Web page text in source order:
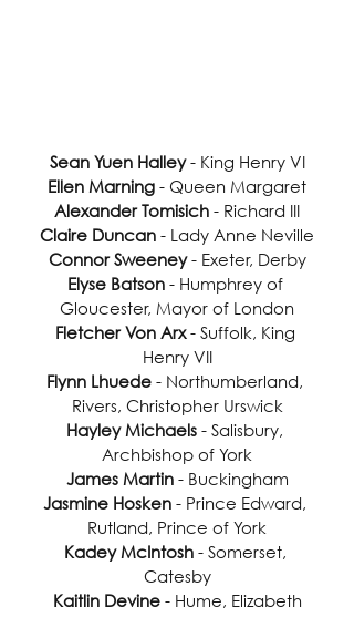
Sean Yuen Halley - King Henry VI
Ellen Marning - Queen Margaret
Alexander Tomisich - Richard III
Claire Duncan - Lady Anne Neville
Connor Sweeney - Exeter, Derby
Elyse Batson - Humphrey of
Gloucester, Mayor of London
Fletcher Von Arx - Suffolk, King
Henry VII
Flynn Lhuede - Northumberland,
Rivers, Christopher Urswick
Hayley Michaels - Salisbury,
Archbishop of York
James Martin - Buckingham
Jasmine Hosken - Prince Edward,
Rutland, Prince of York
Kadey McIntosh - Somerset,
Catesby
Kaitlin Devine - Hume, Elizabeth